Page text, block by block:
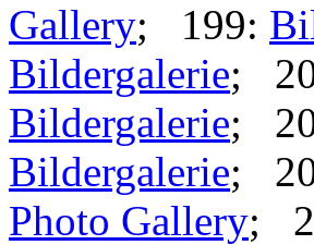
Gallery; 199:
Bildergalerie;
Bildergalerie;
Bildergalerie;
Photo Gallery;